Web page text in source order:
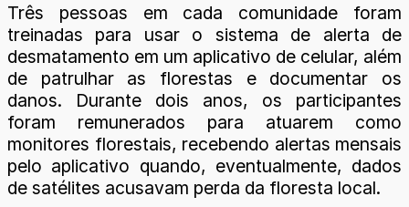
Três pessoas em cada comunidade foram
treinadas para usar o sistema de alerta de
desmatamento em um aplicativo de celular, além
de patrulhar as florestas e documentar os
danos. Durante dois anos, os participantes
foram remunerados para atuarem como
monitores florestais, recebendo alertas mensais
pelo aplicativo quando, eventualmente, dados
de satélites acusavam perda da floresta local.